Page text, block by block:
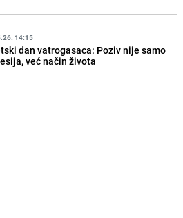
14:15
dan vatrogasaca: Poziv nije samo
već način života